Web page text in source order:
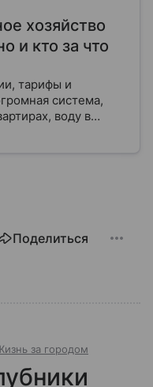
хозяйство
и кто за что
тарифы и
система,
воду в
во дворах.
Поделиться
за городом